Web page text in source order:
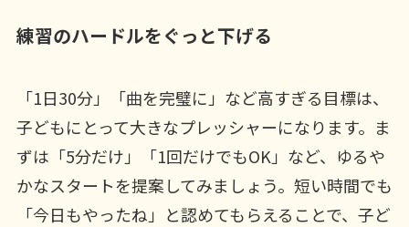
練習のハードルをぐっと下げる
「1日30分」「曲を完璧に」など高すぎる目標は、
子どもにとって大きなプレッシャーになります。ま
ずは「5分だけ」「1回だけでもOK」など、ゆるや
かなスタートを提案してみましょう。短い時間でも
「今日もやったね」と認めてもらえることで、子ど